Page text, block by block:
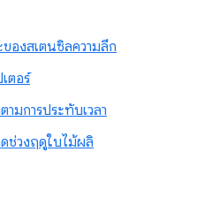
องสเตนซิลความลึก
ตอร์
มการประทับเวลา
ดช่วงฤดูใบไม้ผลิ